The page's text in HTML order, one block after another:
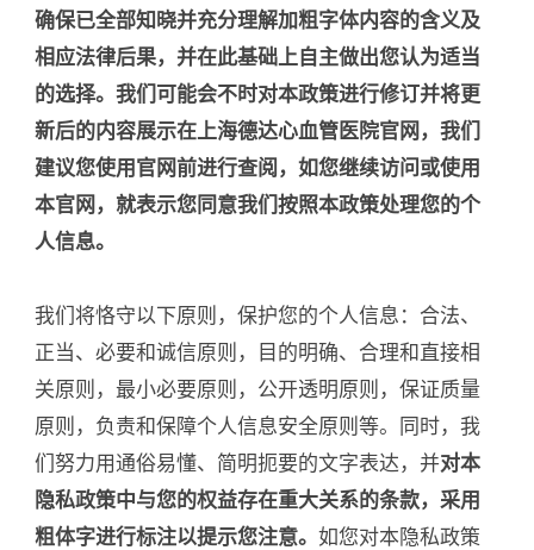
确保已全部知晓并充分理解加粗字体内容的含义及
相应法律后果，并在此基础上自主做出您认为适当
的选择。我们可能会不时对本政策进行修订并将更
新后的内容展示在上海德达心血管医院官网，我们
建议您使用官网前进行查阅，如您继续访问或使用
本官网，就表示您同意我们按照本政策处理您的个
人信息。
我们将恪守以下原则，保护您的个人信息：合法、
正当、必要和诚信原则，目的明确、合理和直接相
关原则，最小必要原则，公开透明原则，保证质量
原则，负责和保障个人信息安全原则等。同时，我
们努力用通俗易懂、简明扼要的文字表达，并对本
隐私政策中与您的权益存在重大关系的条款，采用
粗体字进行标注以提示您注意。 如您对本隐私政策